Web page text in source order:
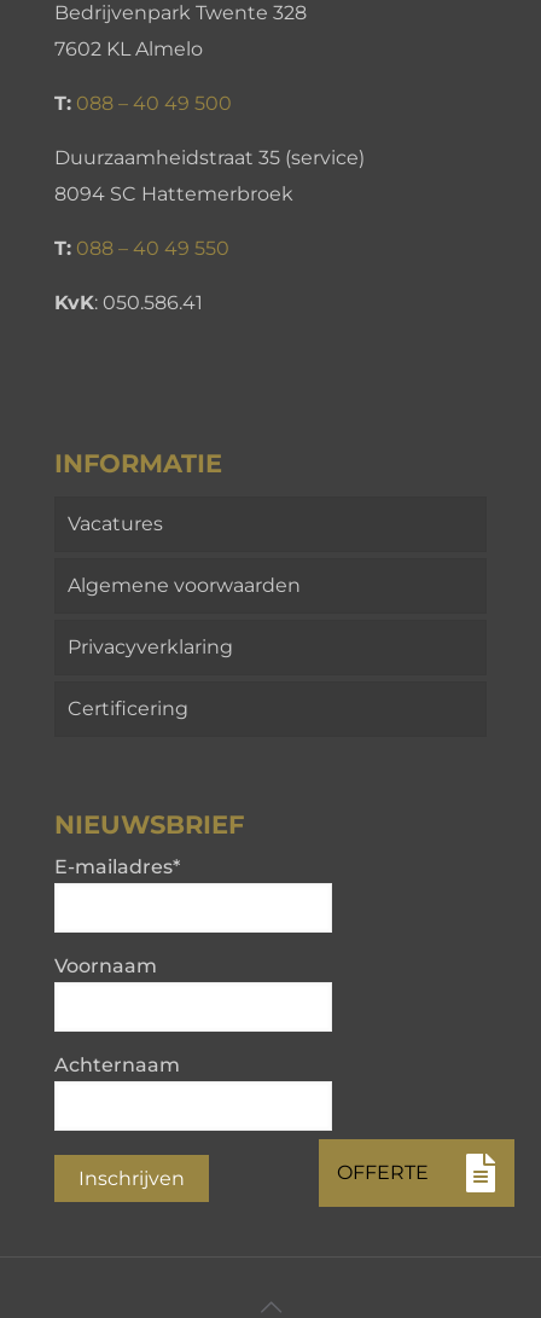
Bedrijvenpark Twente 328
7602 KL Almelo
T: 088 – 40 49 500
Duurzaamheidstraat 35 (service)
8094 SC Hattemerbroek
T: 088 – 40 49 550
KvK: 050.586.41
INFORMATIE
Vacatures
Algemene voorwaarden
Privacyverklaring
Certificering
NIEUWSBRIEF
E-mailadres*
Voornaam
Achternaam
Inschrijven